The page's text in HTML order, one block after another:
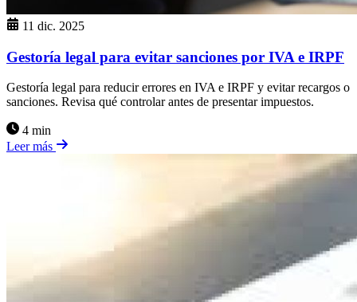
11 dic. 2025
Gestoría legal para evitar sanciones por IVA e IRPF
Gestoría legal para reducir errores en IVA e IRPF y evitar recargos o
sanciones. Revisa qué controlar antes de presentar impuestos.
4 min
Leer más